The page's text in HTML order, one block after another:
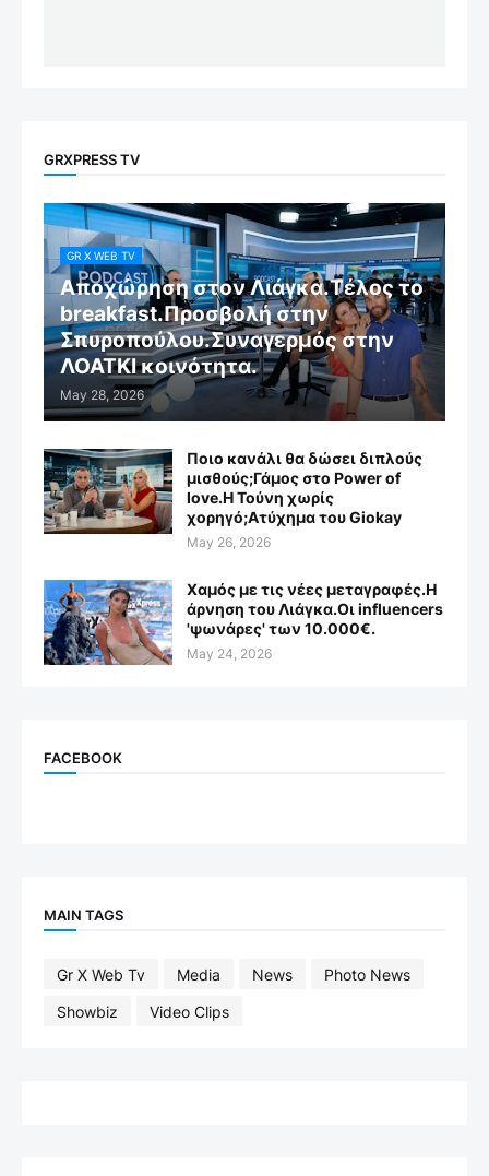
GRXPRESS TV
GR X WEB TV
Αποχώρηση στον Λιάγκα.Τέλος το
breakfast.Προσβολή στην
Σπυροπούλου.Συναγερμός στην
ΛΟΑΤΚΙ κοινότητα.
May 28, 2026
Ποιο κανάλι θα δώσει διπλούς
μισθούς;Γάμος στο Power of
love.Η Τούνη χωρίς
χορηγό;Aτύχημα του Giokay
May 26, 2026
Χαμός με τις νέες μεταγραφές.Η
άρνηση του Λιάγκα.Οι influencers
'ψωνάρες' των 10.000€.
May 24, 2026
FACEBOOK
MAIN TAGS
Gr X Web Tv Media News
Photo News
Showbiz
Video Clips